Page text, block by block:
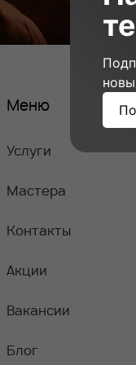
Меню
Услуги
Мастера
Контакты
Акции
Вакансии
Блог